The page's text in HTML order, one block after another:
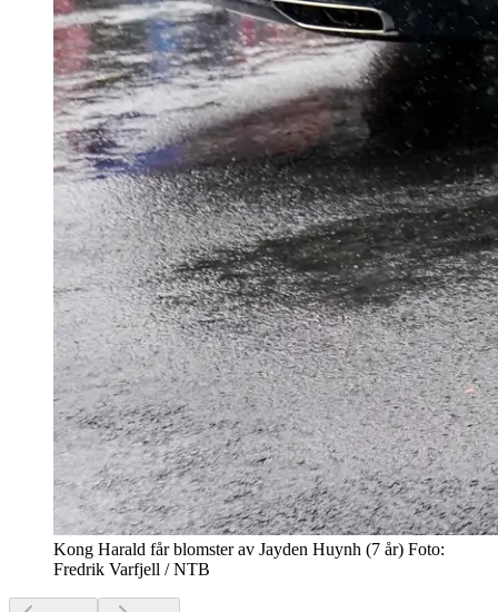
Kong Harald får blomster av Jayden Huynh (7 år) Foto:
Fredrik Varfjell / NTB